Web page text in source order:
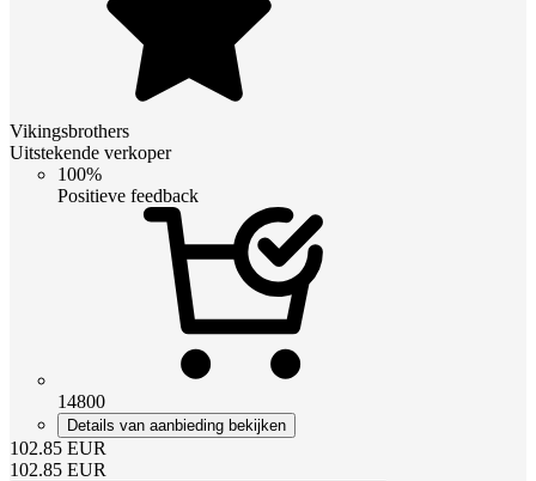
Vikingsbrothers
Uitstekende verkoper
100%
Positieve feedback
14800
Details van aanbieding bekijken
102.85 EUR
102.85 EUR